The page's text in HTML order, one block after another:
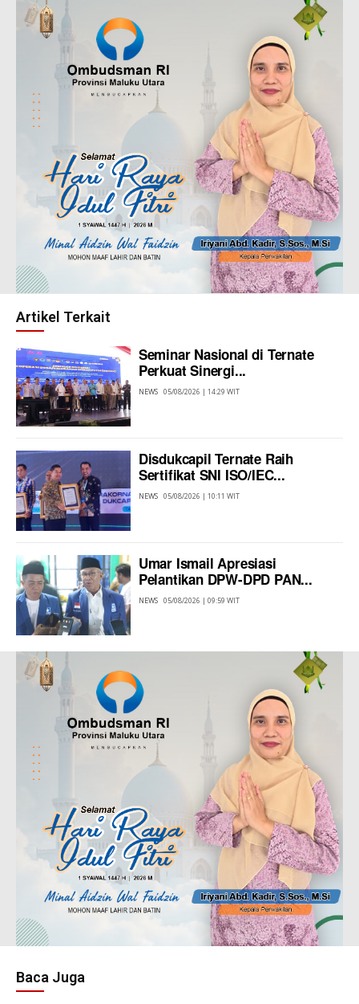
Artikel Terkait
Seminar Nasional di Ternate
Perkuat Sinergi...
NEWS 05/08/2026 | 14:29 WIT
Disdukcapil Ternate Raih
Sertifikat SNI ISO/IEC...
NEWS 05/08/2026 | 10:11 WIT
Umar Ismail Apresiasi
Pelantikan DPW-DPD PAN...
NEWS 05/08/2026 | 09:59 WIT
Baca Juga